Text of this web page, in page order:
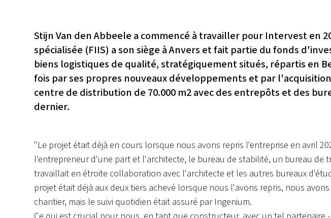
Stijn Van den Abbeele a commencé à travailler pour Intervest en
spécialisée (FIIS) a son siège à Anvers et fait partie du fonds
biens logistiques de qualité, stratégiquement situés, répartis en
fois par ses propres nouveaux développements et par
centre de distribution de 70.000 m2 avec des entrepôts et des
dernier.
"Le projet était déjà en cours lorsque nous avons repris l'entreprise en avril
l'entrepreneur d'une part et l'architecte, le bureau de stabilité, un bureau
travaillait en étroite collaboration avec l'architecte et les autres bureaux
projet était déjà aux deux tiers achevé lorsque nous l'avons repris, nous
chantier, mais le suivi quotidien était assuré par Ingenium.